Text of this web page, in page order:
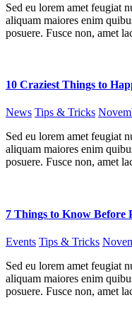
Sed eu lorem amet feugiat
aliquam maiores enim
posuere. Fusce non, amet
10 Craziest Things to
News Tips & Tricks
Sed eu lorem amet feugiat
aliquam maiores enim
posuere. Fusce non, amet
7 Things to Know Before
Events Tips & Tricks
Sed eu lorem amet feugiat
aliquam maiores enim
posuere. Fusce non, amet